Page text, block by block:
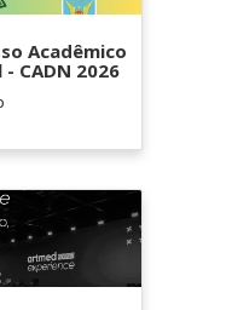
Acadêmico
CADN 2026